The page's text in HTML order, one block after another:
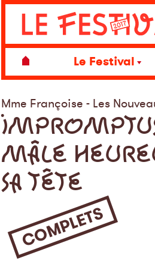
Le Festival
Mme Françoise - Les
MÂLE
SA TÊTE
COMPLETS